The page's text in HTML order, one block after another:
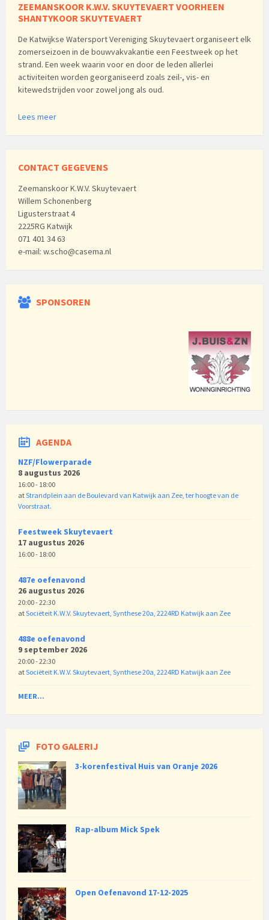
ZEEMANSKOOR K.W.V. SKUYTEVAERT VOORHEEN
SHANTYKOOR SKUYTEVAERT
De Katwijkse Watersport Vereniging Skuytevaert organiseert elk
zomerseizoen in de bouwvakvakantie een Feestweek op het
strand. Een week waarin voor en door de leden allerlei
activiteiten worden georganiseerd zoals zeil-, vis- en
kitewedstrijden voor zowel jong als oud.
Lees meer
CONTACT GEGEVENS
Zeemanskoor K.W.V. Skuytevaert
Willem Schonenberg
Ligusterstraat 4
2225RG Katwijk
071 401 34 63
e-mail: w.scho@casema.nl
SPONSOREN
AGENDA
NZF/Flowerparade
8 augustus 2026
16:00 - 18:00
atStrandplein aan de Boulevard van Katwijk aan Zee, ter hoogte van de
Voorstraat.
Feestweek Skuytevaert
17 augustus 2026
16:00 - 18:00
487e oefenavond
26 augustus 2026
20:00 - 22:30
atSociëteit K.W.V. Skuytevaert, Synthese 20a, 2224RD Katwijk aan Zee
488e oefenavond
9 september 2026
20:00 - 22:30
atSociëteit K.W.V. Skuytevaert, Synthese 20a, 2224RD Katwijk aan Zee
MEER...
FOTO GALERIJ
3-korenfestival Huis van Oranje 2026
Rap-album Mick Spek
Open Oefenavond 17-12-2025